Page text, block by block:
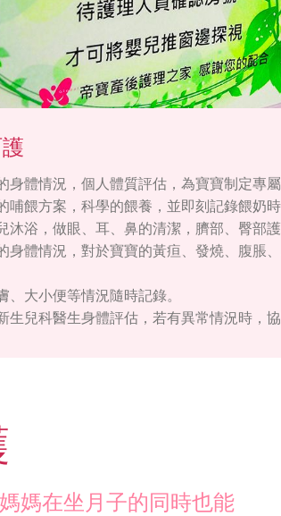
身體情況，個人體質評估，為寶寶制定專屬
哺餵方案，科學的餵養，並即刻記錄餵奶時
沐浴，做眼、耳、鼻的清潔，臍部、臀部護
身體情況，對於寶寶的黃疸、發燒、腹脹
、大小便等情況隨時記錄。
生兒科醫生身體評估，若有異常情況時，協
媽在坐月子的同時也能